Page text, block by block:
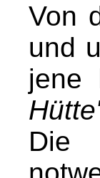
Von
und
jene
Die